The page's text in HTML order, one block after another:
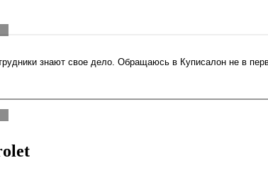
знают свое дело. Обращаюсь в Куписалон не в